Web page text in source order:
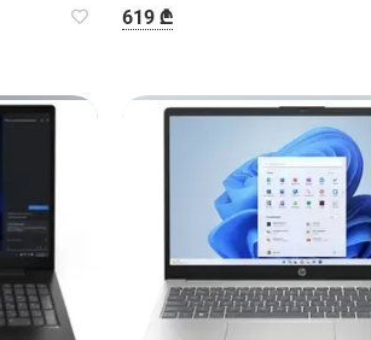
619 ₾